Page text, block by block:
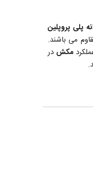
پلی پروپلین
می باشند.
مکش در